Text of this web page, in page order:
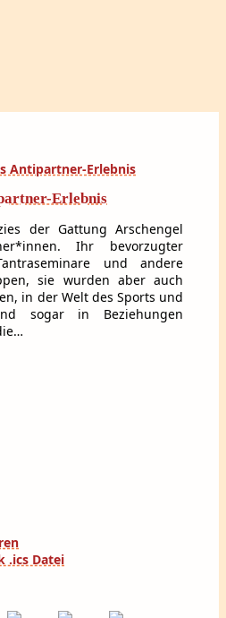
Erlebnis
der Gattung Arschengel
Ihr bevorzugter
und andere
sie wurden aber auch
in der Welt des Sports und
sogar in Beziehungen
.ics Datei